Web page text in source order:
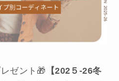
ゼント🎁 【202５-26冬